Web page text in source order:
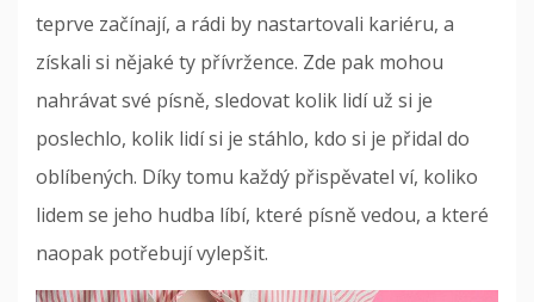
teprve začínají, a rádi by nastartovali kariéru, a
získali si nějaké ty přívržence. Zde pak mohou
nahrávat své písně, sledovat kolik lidí už si je
poslechlo, kolik lidí si je stáhlo, kdo si je přidal do
oblíbených. Díky tomu každý přispěvatel ví, koliko
lidem se jeho hudba líbí, které písně vedou, a které
naopak potřebují vylepšit.